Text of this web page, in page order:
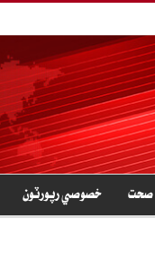
صحت خصوصي رپورٽون